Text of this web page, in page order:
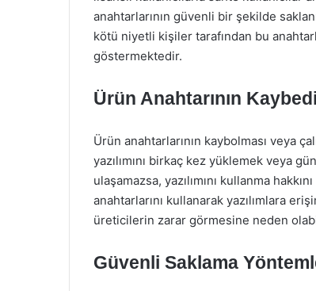
anahtarlarının güvenli bir şekilde
kötü niyetli kişiler tarafından bu
göstermektedir.
Ürün Anahtarının
Ürün anahtarlarının kaybolması veya
yazılımını birkaç kez yüklemek veya
ulaşamazsa, yazılımını kullanma
anahtarlarını kullanarak yazılımlara
üreticilerin zarar görmesine neden
Güvenli Saklama